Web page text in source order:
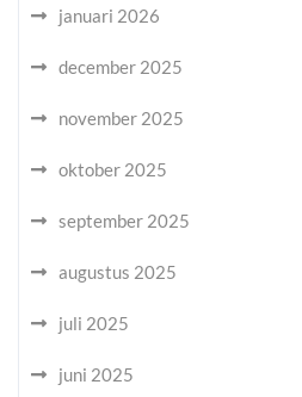
januari 2026
december 2025
november 2025
oktober 2025
september 2025
augustus 2025
juli 2025
juni 2025